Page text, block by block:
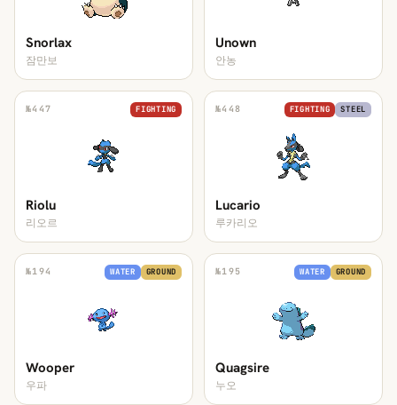
Snorlax
잠만보
Unown
안농
№447 FIGHTING
Riolu
리오르
№448 FIGHTING STEEL
Lucario
루카리오
№194 WATER GROUND
Wooper
우파
№195 WATER GROUND
Quagsire
누오